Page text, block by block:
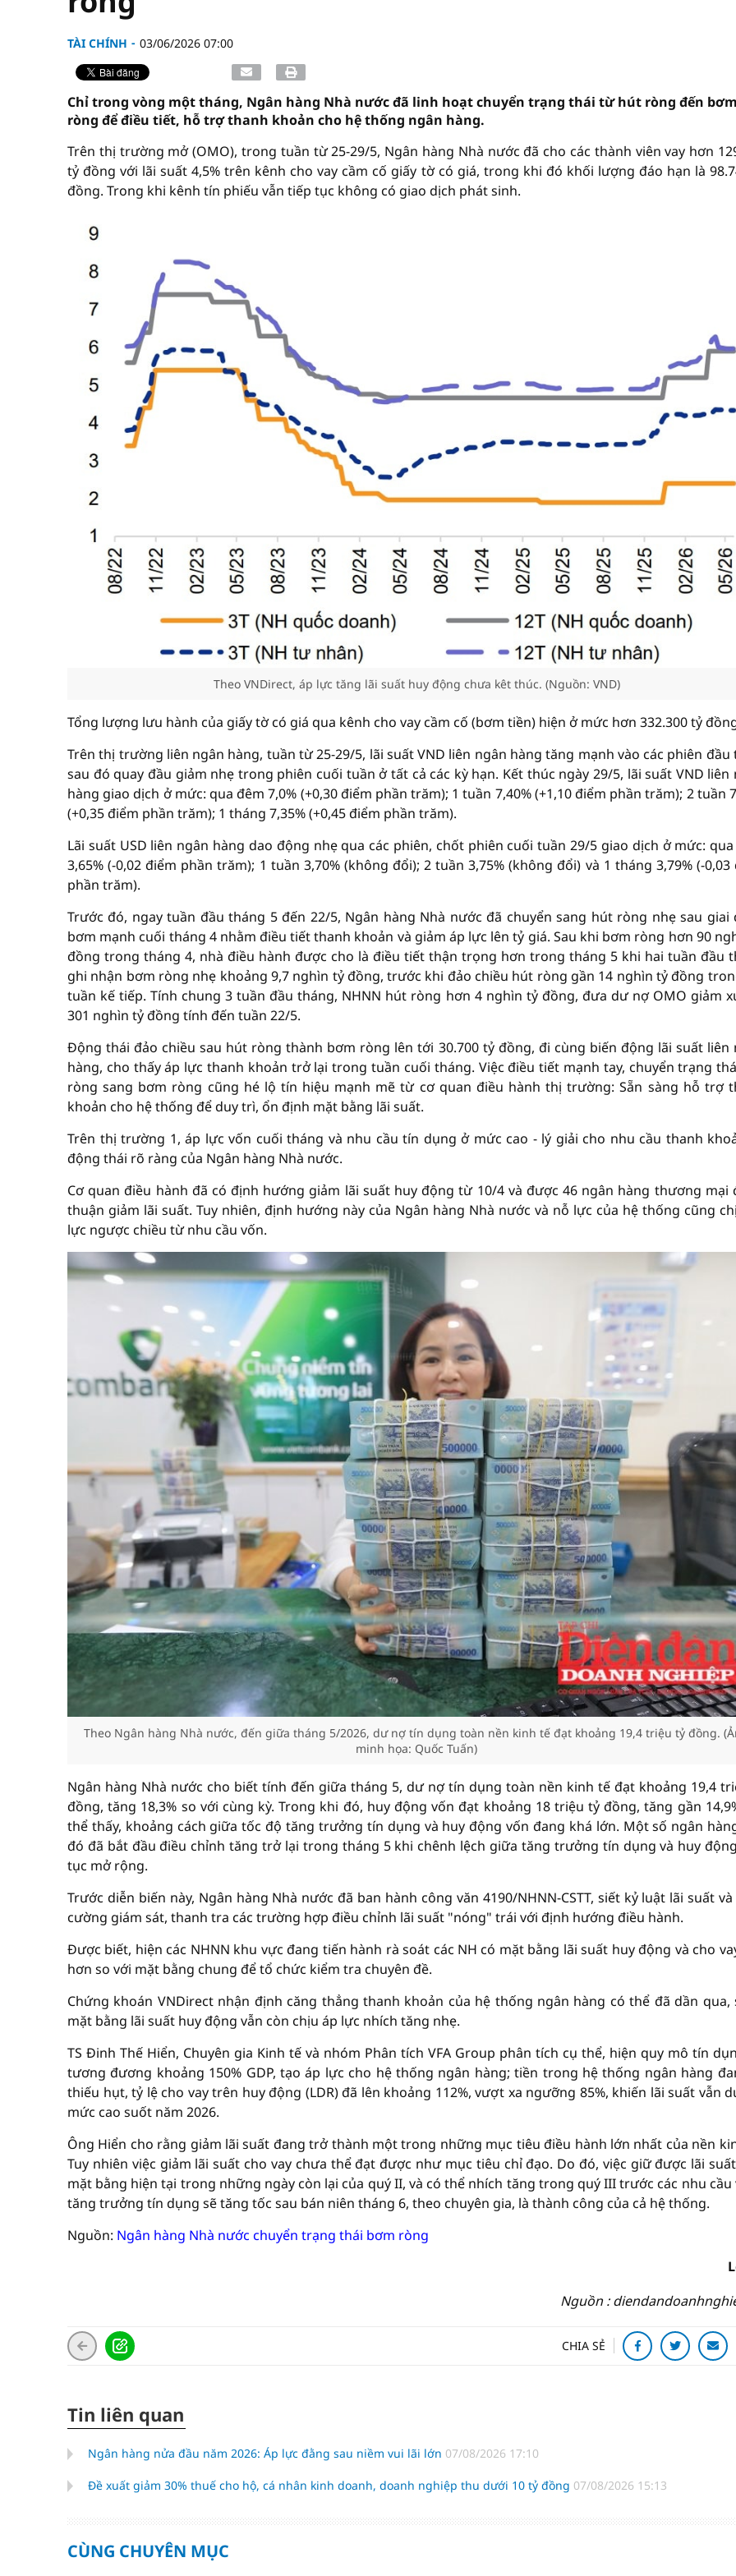
TÀI CHÍNH 03/06/2026 07:00
Chỉ trong vòng một tháng, Ngân hàng Nhà nước đã linh hoạt chuyển trạng thái từ hút ròng đến
ròng để điều tiết, hỗ trợ thanh khoản cho hệ thống ngân hàng.
Trên thị trường mở (OMO), trong tuần từ 25-29/5, Ngân hàng Nhà nước đã cho các thành viên vay hơn
tỷ đồng với lãi suất 4,5% trên kênh cho vay cầm cố giấy tờ có giá, trong khi đó khối lượng đáo hạn là
đồng. Trong khi kênh tín phiếu vẫn tiếp tục không có giao dịch phát sinh.
Theo VNDirect, áp lực tăng lãi suất huy động chưa kêt thúc. (Nguồn: VND)
Tổng lượng lưu hành của giấy tờ có giá qua kênh cho vay cầm cố (bơm tiền) hiện ở mức hơn 332.300 tỷ
Trên thị trường liên ngân hàng, tuần từ 25-29/5, lãi suất VND liên ngân hàng tăng mạnh vào các phiên đầu
sau đó quay đầu giảm nhẹ trong phiên cuối tuần ở tất cả các kỳ hạn. Kết thúc ngày 29/5, lãi suất VND liên
hàng giao dịch ở mức: qua đêm 7,0% (+0,30 điểm phần trăm); 1 tuần 7,40% (+1,10 điểm phần trăm); 2 tuần
(+0,35 điểm phần trăm); 1 tháng 7,35% (+0,45 điểm phần trăm).
Lãi suất USD liên ngân hàng dao động nhẹ qua các phiên, chốt phiên cuối tuần 29/5 giao dịch ở mức:
3,65% (-0,02 điểm phần trăm); 1 tuần 3,70% (không đổi); 2 tuần 3,75% (không đổi) và 1 tháng 3,79% (-0,03
phần trăm).
Trước đó, ngay tuần đầu tháng 5 đến 22/5, Ngân hàng Nhà nước đã chuyển sang hút ròng nhẹ sau giai
bơm mạnh cuối tháng 4 nhằm điều tiết thanh khoản và giảm áp lực lên tỷ giá. Sau khi bơm ròng hơn 90
đồng trong tháng 4, nhà điều hành được cho là điều tiết thận trọng hơn trong tháng 5 khi hai tuần đầu
ghi nhận bơm ròng nhẹ khoảng 9,7 nghìn tỷ đồng, trước khi đảo chiều hút ròng gần 14 nghìn tỷ đồng
tuần kế tiếp. Tính chung 3 tuần đầu tháng, NHNN hút ròng hơn 4 nghìn tỷ đồng, đưa dư nợ OMO giảm
301 nghìn tỷ đồng tính đến tuần 22/5.
Động thái đảo chiều sau hút ròng thành bơm ròng lên tới 30.700 tỷ đồng, đi cùng biến động lãi suất liên
hàng, cho thấy áp lực thanh khoản trở lại trong tuần cuối tháng. Việc điều tiết mạnh tay, chuyển trạng
ròng sang bơm ròng cũng hé lộ tín hiệu mạnh mẽ từ cơ quan điều hành thị trường: Sẵn sàng hỗ trợ
khoản cho hệ thống để duy trì, ổn định mặt bằng lãi suất.
Trên thị trường 1, áp lực vốn cuối tháng và nhu cầu tín dụng ở mức cao - lý giải cho nhu cầu thanh
động thái rõ ràng của Ngân hàng Nhà nước.
Cơ quan điều hành đã có định hướng giảm lãi suất huy động từ 10/4 và được 46 ngân hàng thương mại
thuận giảm lãi suất. Tuy nhiên, định hướng này của Ngân hàng Nhà nước và nỗ lực của hệ thống cũng
lực ngược chiều từ nhu cầu vốn.
Theo Ngân hàng Nhà nước, đến giữa tháng 5/2026, dư nợ tín dụng toàn nền kinh tế đạt khoảng 19,4 triệu tỷ đồng.
minh họa: Quốc Tuấn)
Ngân hàng Nhà nước cho biết tính đến giữa tháng 5, dư nợ tín dụng toàn nền kinh tế đạt khoảng 19,4
đồng, tăng 18,3% so với cùng kỳ. Trong khi đó, huy động vốn đạt khoảng 18 triệu tỷ đồng, tăng gần
thể thấy, khoảng cách giữa tốc độ tăng trưởng tín dụng và huy động vốn đang khá lớn. Một số ngân
đó đã bắt đầu điều chỉnh tăng trở lại trong tháng 5 khi chênh lệch giữa tăng trưởng tín dụng và huy
tục mở rộng.
Trước diễn biến này, Ngân hàng Nhà nước đã ban hành công văn 4190/NHNN-CSTT, siết kỷ luật lãi suất
cường giám sát, thanh tra các trường hợp điều chỉnh lãi suất "nóng" trái với định hướng điều hành.
Được biết, hiện các NHNN khu vực đang tiến hành rà soát các NH có mặt bằng lãi suất huy động và cho
hơn so với mặt bằng chung để tổ chức kiểm tra chuyên đề.
Chứng khoán VNDirect nhận định căng thẳng thanh khoản của hệ thống ngân hàng có thể đã dần qua,
mặt bằng lãi suất huy động vẫn còn chịu áp lực nhích tăng nhẹ.
TS Đinh Thế Hiển, Chuyên gia Kinh tế và nhóm Phân tích VFA Group phân tích cụ thể, hiện quy mô tín
tương đương khoảng 150% GDP, tạo áp lực cho hệ thống ngân hàng; tiền trong hệ thống ngân hàng
thiếu hụt, tỷ lệ cho vay trên huy động (LDR) đã lên khoảng 112%, vượt xa ngưỡng 85%, khiến lãi suất vẫn
mức cao suốt năm 2026.
Ông Hiển cho rằng giảm lãi suất đang trở thành một trong những mục tiêu điều hành lớn nhất của nền
Tuy nhiên việc giảm lãi suất cho vay chưa thể đạt được như mục tiêu chỉ đạo. Do đó, việc giữ được lãi
mặt bằng hiện tại trong những ngày còn lại của quý II, và có thể nhích tăng trong quý III trước các nhu cầu
tăng trưởng tín dụng sẽ tăng tốc sau bán niên tháng 6, theo chuyên gia, là thành công của cả hệ thống.
Nguồn: Ngân hàng Nhà nước chuyển trạng thái bơm ròng
Nguồn :
CHIA SẺ
Tin liên quan
Ngân hàng nửa đầu năm 2026: Áp lực đằng sau niềm vui lãi lớn 07/08/2026 17:10
Đề xuất giảm 30% thuế cho hộ, cá nhân kinh doanh, doanh nghiệp thu dưới 10 tỷ đồng 07/08/2026 15:13
CÙNG CHUYÊN MỤC